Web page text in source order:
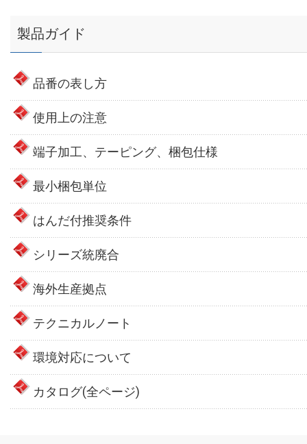
製品ガイド
品番の表し方
使用上の注意
端子加工、テーピング、梱包仕様
最小梱包単位
はんだ付推奨条件
シリーズ統廃合
海外生産拠点
テクニカルノート
環境対応について
カタログ(全ページ)